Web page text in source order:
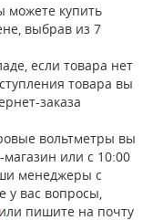
можете купить
выбрав из 7
если товара нет
товара вы
заказа
вольтметры вы
или с 10:00
менеджеры с
у вас вопросы,
или пишите на почту